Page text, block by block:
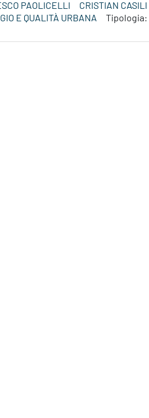
PAOLICELLI
CRISTIAN CASILI
E QUALITÀ URBANA
Tipologia: